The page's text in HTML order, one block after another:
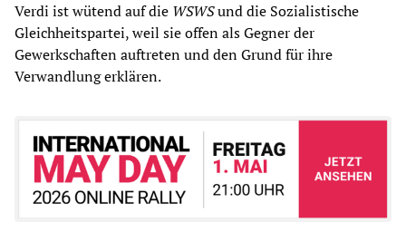
Verdi ist wütend auf die WSWSund die Sozialistische
Gleichheitspartei, weil sie offen als Gegner der
Gewerkschaften auftreten und den Grund für ihre
Verwandlung erklären.